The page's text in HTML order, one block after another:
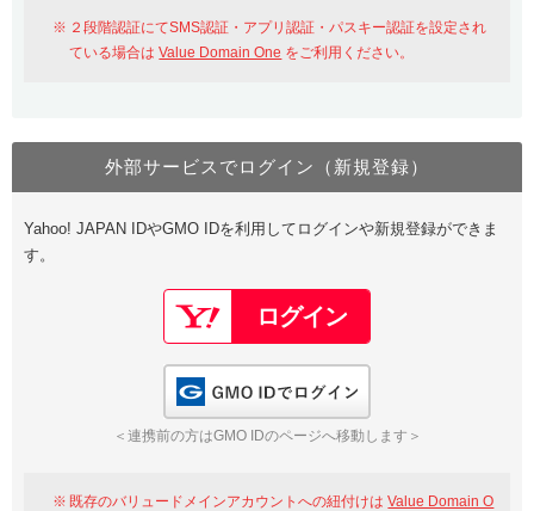
おすすめ One レンタルサーバーを含む最新の機能を使う方
Value Domain Oneにログイン
Google
GMO ID Amazon
※AmazonはValue Domain Oneのログイン画面へ遷移します
Value Domain Oneアカウント作成
以下でも登録可能
Google Yahoo!
GMO ID
２段階認証にてSMS認証・アプリ認証・パスキー認証を設定され
ている場合はValue Domain One をご利用ください。
外部サービスでログイン（新規登録）
Yahoo! JAPAN IDやGMO IDを利用してログインや新規登録ができま
す。
＜連携前の方はGMO IDのページへ移動します＞
既存のバリュードメインアカウントへの紐付けはValue Domain O